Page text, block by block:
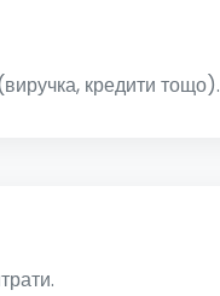
кредити тощо).